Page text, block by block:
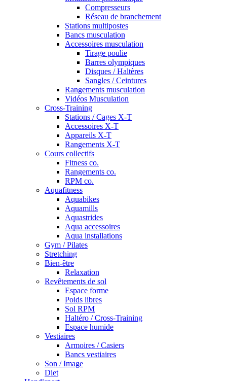
Compresseurs
Réseau de branchement
Stations multipostes
Bancs musculation
Accessoires musculation
Tirage poulie
Barres olympiques
Disques / Haltères
Sangles / Ceintures
Rangements musculation
Vidéos Musculation
Cross-Training
Stations / Cages X-T
Accessoires X-T
Appareils X-T
Rangements X-T
Cours collectifs
Fitness co.
Rangements co.
RPM co.
Aquafitness
Aquabikes
Aquamills
Aquastrides
Aqua accessoires
Aqua installations
Gym / Pilates
Stretching
Bien-être
Relaxation
Revêtements de sol
Espace forme
Poids libres
Sol RPM
Haltéro / Cross-Training
Espace humide
Vestiaires
Armoires / Casiers
Bancs vestiaires
Son / Image
Diet